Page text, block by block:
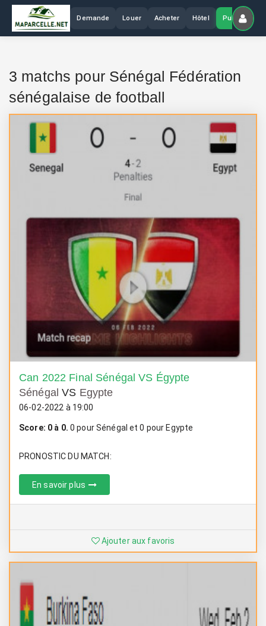
Demande Louer Acheter Hôtel Publier
3 matchs pour Sénégal Fédération
sénégalaise de football
Can 2022 Final Sénégal VS Égypte
SénégalVS Egypte
06-02-2022 à 19:00
Score: 0 à 0. 0 pour Sénégal et 0 pour Egypte
PRONOSTIC DU MATCH:
En savoir plus
Ajouter aux favoris